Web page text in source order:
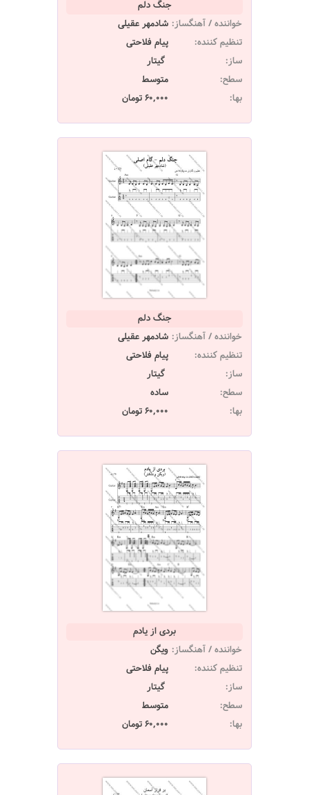
جنگ دلم
خواننده / آهنگساز: شادمهر عقیلی
تنظیم کننده:
پیام فلاحتی
ساز:
گیتار
سطح:
متوسط
بها:
60,000 تومان
جنگ دلم
خواننده / آهنگساز: شادمهر عقیلی
تنظیم کننده:
پیام فلاحتی
ساز:
گیتار
سطح:
ساده
بها:
60,000 تومان
بردی از یادم
خواننده / آهنگساز: ویگن
تنظیم کننده:
پیام فلاحتی
ساز:
گیتار
سطح:
متوسط
بها:
60,000 تومان